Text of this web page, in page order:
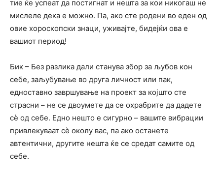
тие ќе успеат да постигнат и нешта за кои никогаш не
мислеле дека е можно. Па, ако сте родени во еден од
овие хороскопски знаци, уживајте, бидејќи ова е
вашиот период!
Бик – Без разлика дали станува збор за љубов кон
себе, заљубување во друга личност или пак,
едноставно завршување на проект за којшто сте
страсни – не се двоумете да се охрабрите да дадете
сè од себе. Едно нешто е сигурно – вашите вибрации
привлекуваат сè околу вас, па ако останете
автентични, другите нешта ќе се средат самите од
себе.